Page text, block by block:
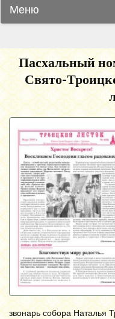
Меню
Пасхальный
Свято-
звонарь собора Наталья